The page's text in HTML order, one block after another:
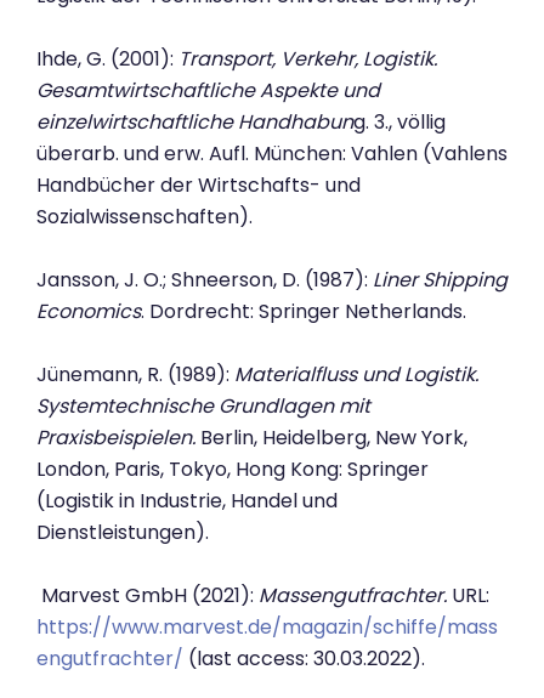
Ihde, G. (2001): Transport, Verkehr, Logistik.
Gesamtwirtschaftliche Aspekte und
einzelwirtschaftliche Handhabung. 3., völlig
überarb. und erw. Aufl. München: Vahlen (Vahlens
Handbücher der Wirtschafts- und
Sozialwissenschaften).
Jansson, J. O.; Shneerson, D. (1987): Liner Shipping
Economics. Dordrecht: Springer Netherlands.
Jünemann, R. (1989): Materialfluss und Logistik.
Systemtechnische Grundlagen mit
Praxisbeispielen. Berlin, Heidelberg, New York,
London, Paris, Tokyo, Hong Kong: Springer
(Logistik in Industrie, Handel und
Dienstleistungen).
Marvest GmbH (2021): Massengutfrachter. URL:
https://www.marvest.de/magazin/schiffe/mass
engutfrachter/ (last access: 30.03.2022).